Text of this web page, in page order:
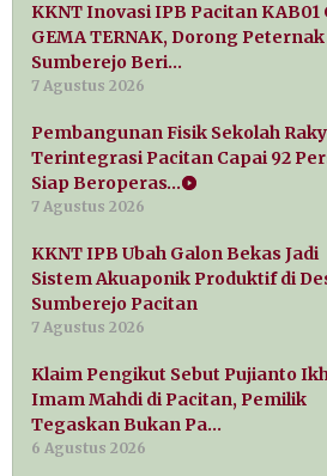
KKNT Inovasi IPB Pacitan KAB01
GEMA TERNAK, Dorong
Sumberejo Beri…
7 Agustus 2026
Pembangunan Fisik Sekolah
Terintegrasi Pacitan Capai 92
Siap Beroperas…
7 Agustus 2026
KKNT IPB Ubah Galon Bekas Jadi
Sistem Akuaponik Produktif di
Sumberejo Pacitan
7 Agustus 2026
Klaim Pengikut Sebut Pujianto
Imam Mahdi di Pacitan, Pemilik
Tegaskan Bukan Pa…
6 Agustus 2026